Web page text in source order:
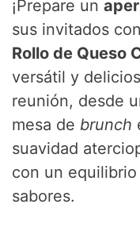
¡Prepare un
sus invitados
Rollo de Queso
versátil y
reunión, desde
mesa de brunch
suavidad
con un
sabores.